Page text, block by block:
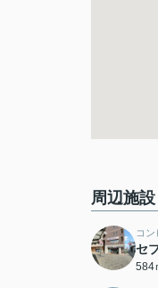
周辺施設
コ
セ
584